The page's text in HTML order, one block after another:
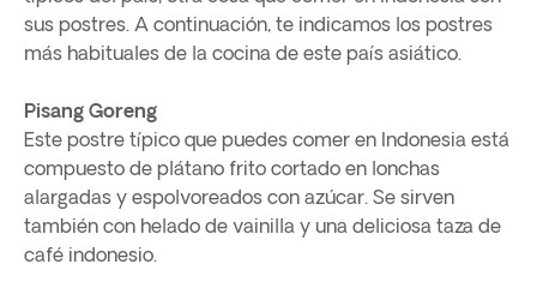
sus postres. A continuación, te indicamos los postres
más habituales de la cocina de este país asiático.
Pisang Goreng
Este postre típico que puedes comer en Indonesia está
compuesto de plátano frito cortado en lonchas
alargadas y espolvoreados con azúcar. Se sirven
también con helado de vainilla y una deliciosa taza de
café indonesio.